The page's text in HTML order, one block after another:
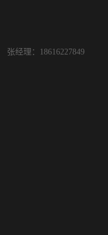
张经理：18616227849